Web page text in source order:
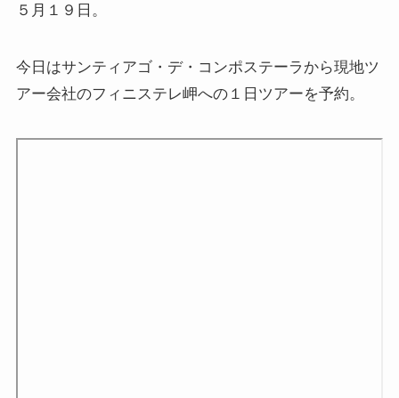
仏教書データベース
５月１９日。
今日はサンティアゴ・デ・コンポステーラから現地ツ
アー会社のフィニステレ岬への１日ツアーを予約。